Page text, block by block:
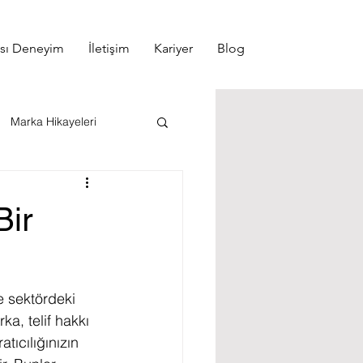
Deneyim İletişim Kariyer Blog
Marka Hikayeleri
sektördeki
telif hakkı